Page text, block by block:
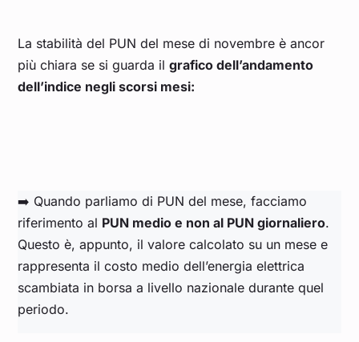
La stabilità del PUN del mese di novembre è ancor
più chiara se si guarda ilgrafico dell’andamento
dell’indice negli scorsi mesi:
➡️ Quando parliamo di PUN del mese, facciamo
riferimento al PUN medio e non al PUN giornaliero.
Questo è, appunto, il valore calcolato su un mese e
rappresenta il costo medio dell’energia elettrica
scambiata in borsa a livello nazionale durante quel
periodo.